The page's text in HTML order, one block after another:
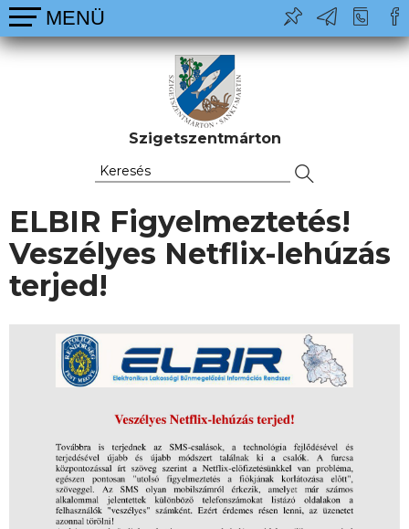
Szigetszentmárton
ELBIR Figyelmeztetés!
Veszélyes Netflix-lehúzás
terjed!